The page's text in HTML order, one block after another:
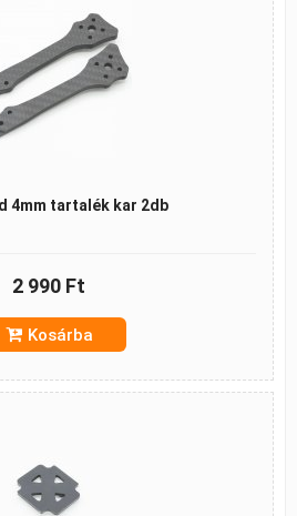
4mm tartalék kar 2db
2 990 Ft
Kosárba